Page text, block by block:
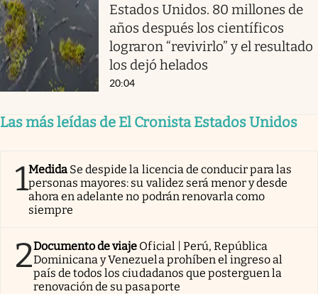
Estados Unidos. 80 millones de
años después los científicos
lograron “revivirlo” y el resultado
los dejó helados
20:04
Las más leídas de El Cronista Estados Unidos
1Medida Se despide la licencia de conducir para las
personas mayores: su validez será menor y desde
ahora en adelante no podrán renovarla como
siempre
2Documento de viaje Oficial | Perú, República
Dominicana y Venezuela prohíben el ingreso al
país de todos los ciudadanos que posterguen la
renovación de su pasaporte